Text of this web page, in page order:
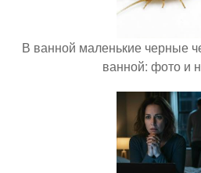
В ванной маленькие черные
ванной: фото и